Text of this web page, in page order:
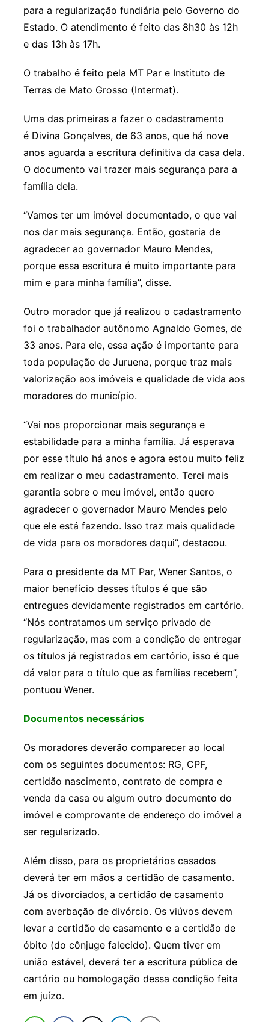
para a regularização fundiária pelo Governo do
Estado. O atendimento é feito das 8h30 às 12h
e das 13h às 17h.
O trabalho é feito pela MT Par e Instituto de
Terras de Mato Grosso (Intermat).
Uma das primeiras a fazer o cadastramento
é Divina Gonçalves, de 63 anos, que há nove
anos aguarda a escritura definitiva da casa dela.
O documento vai trazer mais segurança para a
família dela.
“Vamos ter um imóvel documentado, o que vai
nos dar mais segurança. Então, gostaria de
agradecer ao governador Mauro Mendes,
porque essa escritura é muito importante para
mim e para minha família”, disse.
Outro morador que já realizou o cadastramento
foi o trabalhador autônomo Agnaldo Gomes, de
33 anos. Para ele, essa ação é importante para
toda população de Juruena, porque traz mais
valorização aos imóveis e qualidade de vida aos
moradores do município.
“Vai nos proporcionar mais segurança e
estabilidade para a minha família. Já esperava
por esse título há anos e agora estou muito feliz
em realizar o meu cadastramento. Terei mais
garantia sobre o meu imóvel, então quero
agradecer o governador Mauro Mendes pelo
que ele está fazendo. Isso traz mais qualidade
de vida para os moradores daqui”, destacou.
Para o presidente da MT Par, Wener Santos, o
maior benefício desses títulos é que são
entregues devidamente registrados em cartório.
“Nós contratamos um serviço privado de
regularização, mas com a condição de entregar
os títulos já registrados em cartório, isso é que
dá valor para o título que as famílias recebem”,
pontuou Wener.
Documentos necessários
Os moradores deverão comparecer ao local
com os seguintes documentos: RG, CPF,
certidão nascimento, contrato de compra e
venda da casa ou algum outro documento do
imóvel e comprovante de endereço do imóvel a
ser regularizado.
Além disso, para os proprietários casados
deverá ter em mãos a certidão de casamento.
Já os divorciados, a certidão de casamento
com averbação de divórcio. Os viúvos devem
levar a certidão de casamento e a certidão de
óbito (do cônjuge falecido). Quem tiver em
união estável, deverá ter a escritura pública de
cartório ou homologação dessa condição feita
em juízo.